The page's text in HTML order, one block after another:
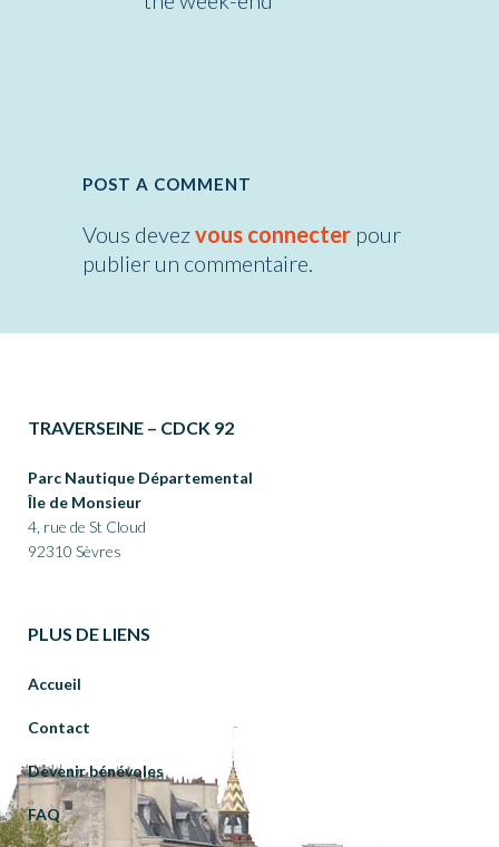
POST A COMMENT
Vous devezvous connecter pour
publier un commentaire.
TRAVERSEINE – CDCK 92
Parc Nautique Départemental
Île de Monsieur
4, rue de St Cloud
92310 Sèvres
PLUS DE LIENS
Accueil
Contact
Devenir bénévoles
FAQ